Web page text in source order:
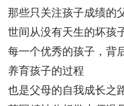
那些只关注孩子成绩的
世间从没有天生的坏孩
每一个优秀的孩子，背
养育孩子的过程
也是父母的自我成长之